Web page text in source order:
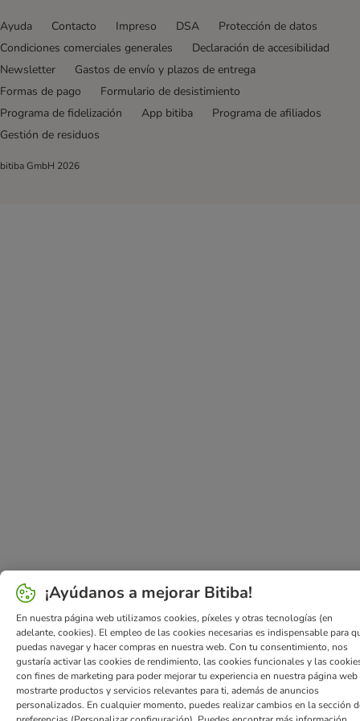
Ayuda Contacto Impreso DSA
Protección de datos
Condiciones comerciales generales
Declaración de accesibilidad
Newsletter
Gastos de envío y plazos de entrega
Formas de pago
Formulario de desistimiento
Programa de fidelización
App bitiba
Programa de afiliados
Gestión de residuos
bitiba GmbH 2026
¡Ayúdanos a mejorar Bitiba!
En nuestra página web utilizamos cookies, píxeles y otras tecnologías (en
adelante, cookies). El empleo de las cookies necesarias es indispensable para
puedas navegar y hacer compras en nuestra web. Con tu consentimiento, nos
gustaría activar las cookies de rendimiento, las cookies funcionales y las
con fines de marketing para poder mejorar tu experiencia en nuestra página web
mostrarte productos y servicios relevantes para ti, además de anuncios
personalizados. En cualquier momento, puedes realizar cambios en la sección